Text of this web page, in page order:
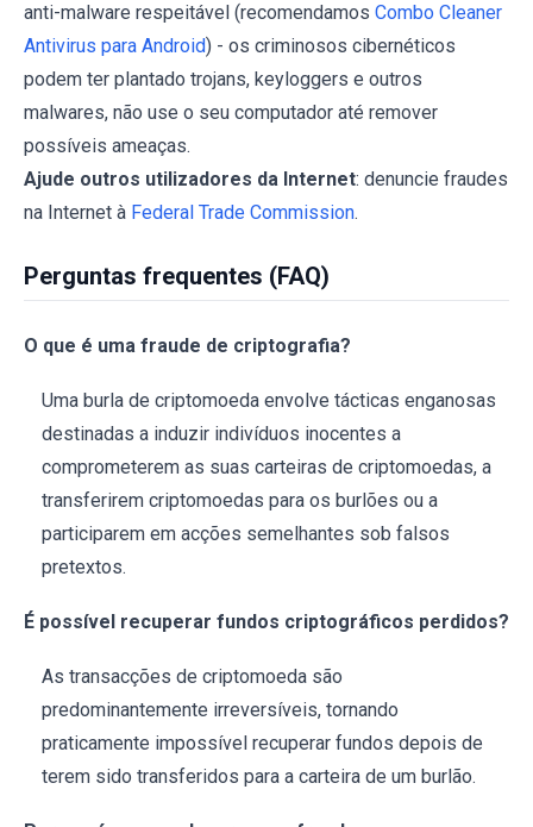
anti-malware respeitável (recomendamos Combo Cleaner
Antivirus para Android) - os criminosos cibernéticos
podem ter plantado trojans, keyloggers e outros
malwares, não use o seu computador até remover
possíveis ameaças.
Ajude outros utilizadores da Internet: denuncie fraudes
na Internet à Federal Trade Commission.
Perguntas frequentes (FAQ)
O que é uma fraude de criptografia?
Uma burla de criptomoeda envolve tácticas enganosas
destinadas a induzir indivíduos inocentes a
comprometerem as suas carteiras de criptomoedas, a
transferirem criptomoedas para os burlões ou a
participarem em acções semelhantes sob falsos
pretextos.
É possível recuperar fundos criptográficos perdidos?
As transacções de criptomoeda são
predominantemente irreversíveis, tornando
praticamente impossível recuperar fundos depois de
terem sido transferidos para a carteira de um burlão.